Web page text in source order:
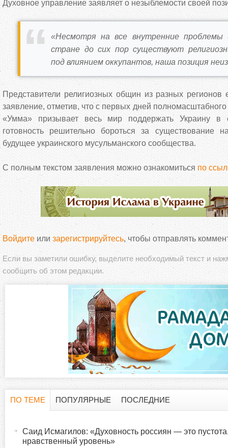
Духовное управление заявляет о незыблемости своей
«Несмотря на все внутренние
стране до сих пор существуют
под влиянием оккупантов, наша позиция
Представители религиозных общин из разных
заявление, отметив, что с первых дней
«Умма» призывает весь мир поддержать Украину
готовность решительно бороться за существование
будущее украинского мусульманского сообщества.
С полным текстом заявления можно ознакомиться по
Войдите или зарегистрируйтесь, чтобы отправлять
Если вы заметили ошибку, выделите необходимый текст и
сообщить об этом редакции.
ПО ТЕМЕ
ПОПУЛЯРНЫЕ ПОСЛЕДНИЕ
Саид Исмагилов: «Духовность россиян — это
нравственный уровень»